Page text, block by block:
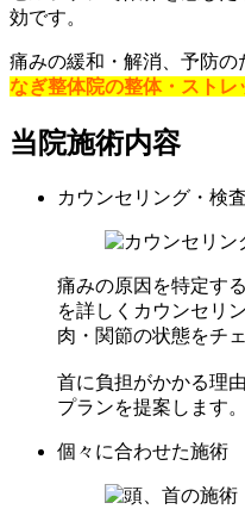
効です。
痛みの緩和・解消、予防の
なぎ整体院の整体・スト
当院施術内容
カウンセリング・検査
痛みの原因を特定す
を詳しくカウンセリ
肉・関節の状態をチ
首に負担がかかる理
プランを提案します。
個々に合わせた施術